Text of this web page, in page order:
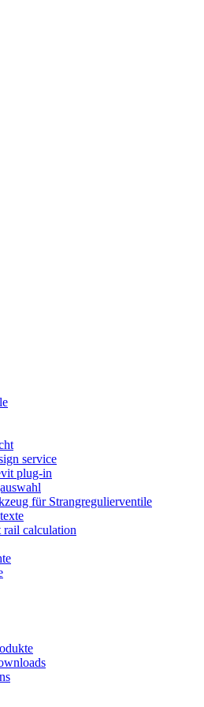
service
plug-in
für Strangregulierventile
rail calculation